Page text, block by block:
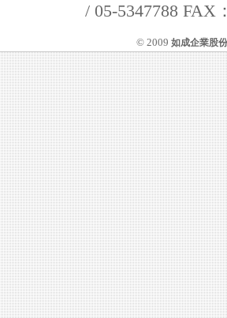
/ 05-5347788 FAX
© 2009 如成企業股